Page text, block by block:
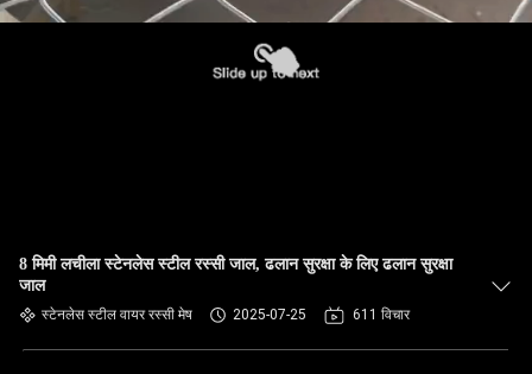
8 मिमी लचीला स्टेनलेस स्टील रस्सी जाल, ढलान सुरक्षा के लिए ढलान सुरक्षा
जाल
स्टेनलेस स्टील वायर रस्सी मेष 2025-07-25 611 विचार